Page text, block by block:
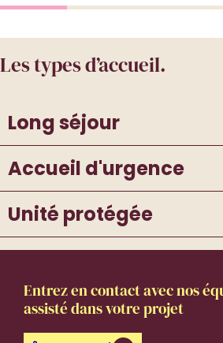
Les types d’accueil.
Long séjour
Accueil d'urgence
Unité protégée
Entrez en contact avec nos
assisté dans votre projet